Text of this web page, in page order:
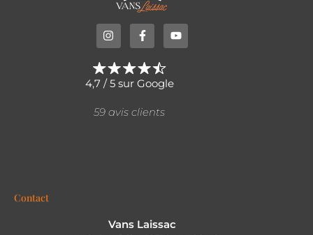
4,7 / 5 sur Google
59 avis clients
Contact
Vans Laissac